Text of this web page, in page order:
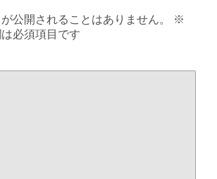
公開されることはありません。
※
必須項目です